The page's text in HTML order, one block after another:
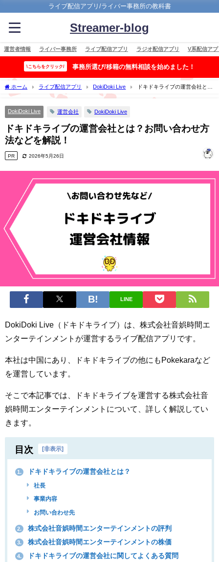
ライブ配信アプリ/ライバー事務所の教科書
Streamer-blog
運営者情報 ライバー事務所 ライブ配信アプリ ラジオ配信アプリ V系配信アプ
\こちらをクリック/ 事務所選び/移籍の無料相談を始めました！
ホーム ライブ配信アプリ DokiDoki Live
ドキドキライブの運営会社と
は？お問い合わせ方法などを解説！
DokiDoki Live 運営会社 DokiDoki Live
ドキドキライブの運営会社とは？お問い合わせ方
法などを解説！
PR 2026年5月26日
LINE
DokiDoki Live（ドキドキライブ）は、株式会社音娯時間エ
ンターテインメントが運営するライブ配信アプリです。
本社は中国にあり、ドキドキライブの他にもPokekaraなど
を運営しています。
そこで本記事では、ドキドキライブを運営する株式会社音
娯時間エンターテインメントについて、詳しく解説してい
きます。
目次 [非表示]
1. ドキドキライブの運営会社とは？
社長
事業内容
お問い合わせ先
2. 株式会社音娯時間エンターテインメントの評判
3. 株式会社音娯時間エンターテインメントの株価
4. ドキドキライブの運営会社に関してよくある質問